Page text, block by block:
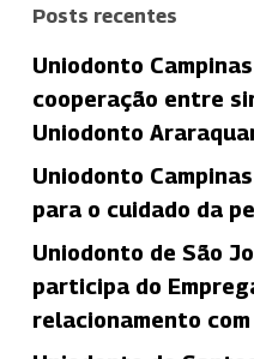
Posts recentes
Uniodonto
cooperação entre
Uniodonto
Uniodonto
para o cuidado da
Uniodonto de São
participa do
relacionamento